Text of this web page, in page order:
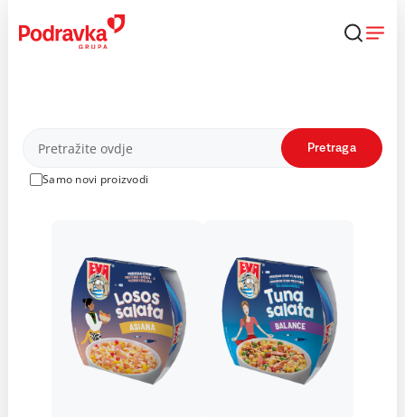
content
Proizvodi
Samo novi proizvodi
Pretraga